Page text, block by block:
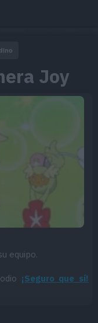
Joy
equipo.
¡Seguro que sí!